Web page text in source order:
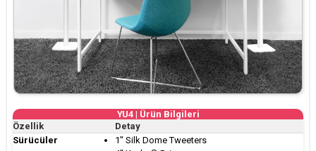
YU4 | Ürün Bilgileri
Özellik
Detay
Sürücüler
1″ Silk Dome Tweeters